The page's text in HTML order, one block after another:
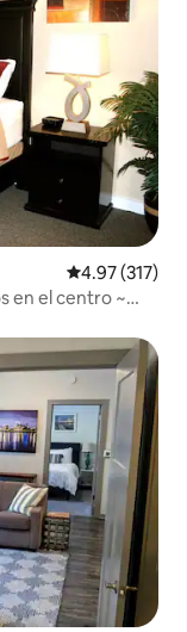
Calificación
4.97 (317)
en el centro ~